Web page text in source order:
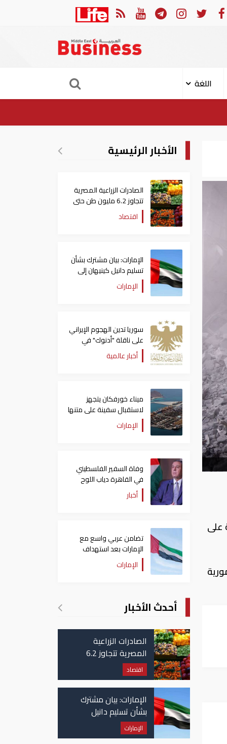
الهجوم الإيراني على ناقلة "أدنوك" في مضيق هرمز
اللغة
على
الأخبار الرئيسية
الصادرات الزراعية المصرية
تتجاوز 6.2 مليون طن حتى
الآناقتصاد
الإمارات: بيان مشترك بشأن
تسليم دانيل كينيهان إلى
السلطات الإيرلندية
الإمارات
سوريا تدين الهجوم الإيراني
على ناقلة "أدنوك" في
مضيق هرمز ‏
أخبار عالمية
ميناء خورفكان يتجهز
لاستقبال سفينة على متنها
6068 سيارة صينيةالإمارات
وفاة السفير الفلسطيني
في القاهرة دياب اللوح
أخبار
تضامن عربي واسع مع
الإمارات بعد استهداف
ناقلة في مضيق هرمز
الإمارات
أحدث الأخبار
الصادرات الزراعية
المصرية تتجاوز 6.2
مليون طن حتى الآن
اقتصاد
الإمارات: بيان مشترك
بشأن تسليم دانيل
كينيهان إلى السلطات
الإيرلندية
الإمارات